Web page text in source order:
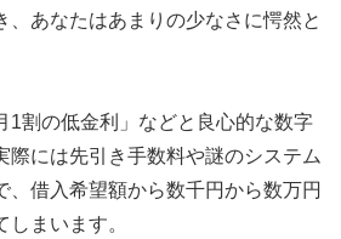
、あなたはあまりの少なさに愕然と
1割の低金利」などと良心的な数字
際には先引き手数料や謎のシステム
、借入希望額から数千円から数万円
まいます。